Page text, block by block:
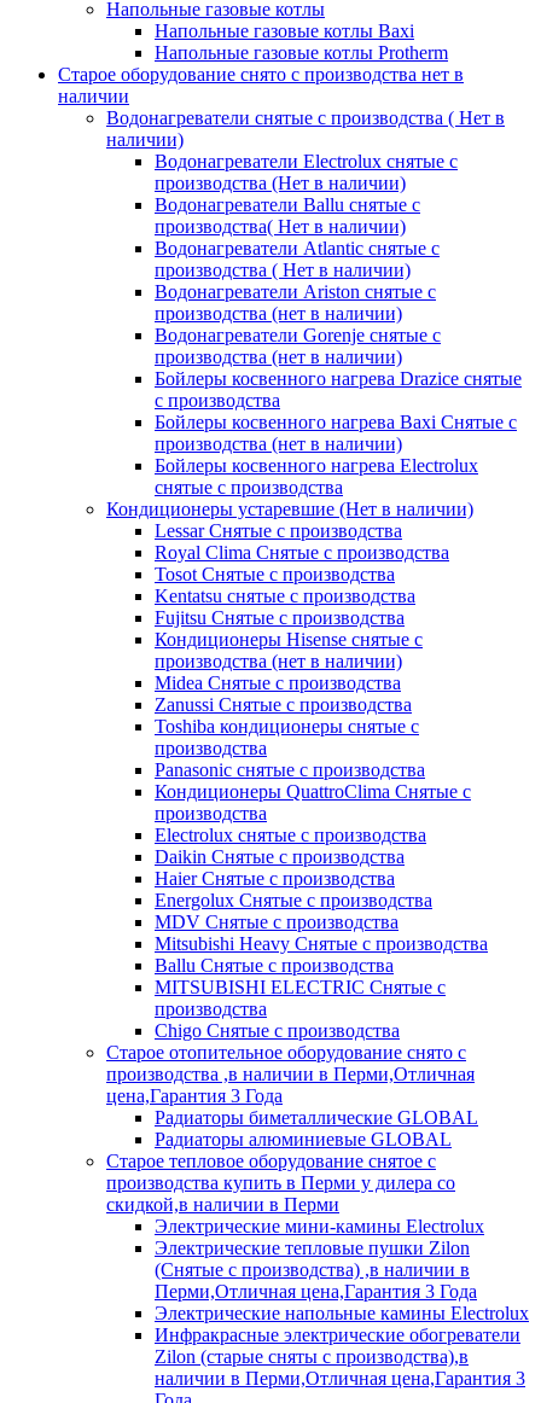
Напольные газовые котлы
Напольные газовые котлы Baxi
Напольные газовые котлы Protherm
Старое оборудование снято с производства нет в
наличии
Водонагреватели снятые с производства ( Нет в
наличии)
Водонагреватели Electrolux снятые с
производства (Нет в наличии)
Водонагреватели Ballu снятые с
производства( Нет в наличии)
Водонагреватели Atlantic снятые с
производства ( Нет в наличии)
Водонагреватели Ariston снятые с
производства (нет в наличии)
Водонагреватели Gorenje снятые с
производства (нет в наличии)
Бойлеры косвенного нагрева Drazice снятые
с производства
Бойлеры косвенного нагрева Baxi Снятые с
производства (нет в наличии)
Бойлеры косвенного нагрева Electrolux
снятые с производства
Кондиционеры устаревшие (Нет в наличии)
Lessar Снятые с производства
Royal Clima Снятые с производства
Tosot Снятые с производства
Kentatsu снятые с производства
Fujitsu Снятые с производства
Кондиционеры Hisense снятые с
производства (нет в наличии)
Midea Снятые с производства
Zanussi Снятые с производства
Toshiba кондиционеры снятые с
производства
Panasonic снятые с производства
Кондиционеры QuattroClima Снятые с
производства
Electrolux снятые с производства
Daikin Снятые с производства
Haier Снятые с производства
Energolux Снятые с производства
MDV Снятые с производства
Mitsubishi Heavy Снятые с производства
Ballu Снятые с производства
MITSUBISHI ELECTRIC Снятые с
производства
Chigo Снятые с производства
Старое отопительное оборудование снято с
производства ,в наличии в Перми,Отличная
цена,Гарантия 3 Года
Радиаторы биметаллические GLOBAL
Радиаторы алюминиевые GLOBAL
Старое тепловое оборудование снятое с
производства купить в Перми у дилера со
скидкой,в наличии в Перми
Электрические мини-камины Electrolux
Электрические тепловые пушки Zilon
(Снятые с производства) ,в наличии в
Перми,Отличная цена,Гарантия 3 Года
Электрические напольные камины Electrolux
Инфракрасные электрические обогреватели
Zilon (старые сняты с производства),в
наличии в Перми,Отличная цена,Гарантия 3